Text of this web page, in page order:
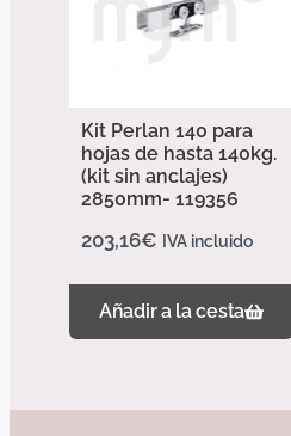
Kit Perlan 140 para
hojas de hasta 140kg.
(kit sin anclajes)
2850mm- 119356
203,16€ IVA incluido
Añadir a la cesta